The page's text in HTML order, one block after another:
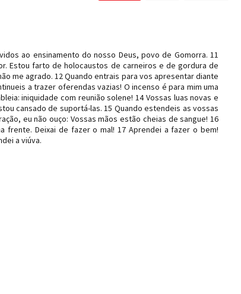
ao ensinamento do nosso Deus, povo de Gomorra. 11
Estou farto de holocaustos de carneiros e de gordura de
me agrado. 12 Quando entrais para vos apresentar diante
a trazer oferendas vazias! O incenso é para mim uma
iniquidade com reunião solene! 14 Vossas luas novas e
cansado de suportá-las. 15 Quando estendeis as vossas
eu não ouço: Vossas mãos estão cheias de sangue! 16
frente. Deixai de fazer o mal! 17 Aprendei a fazer o bem!
a viúva.